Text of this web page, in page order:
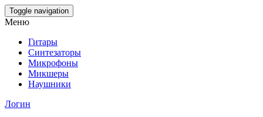
Skip
to
content
Toggle navigation
Меню
Гитары
Синтезаторы
Микрофоны
Микшеры
Наушники
Логин